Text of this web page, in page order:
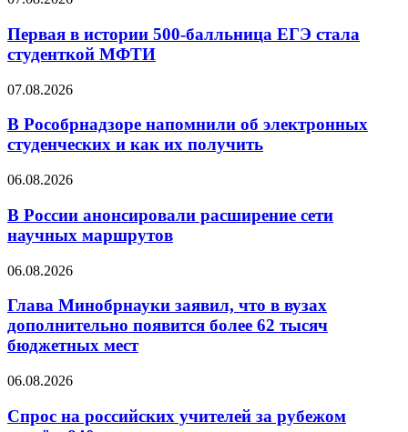
Первая в истории 500-балльница ЕГЭ стала
студенткой МФТИ
07.08.2026
В Рособрнадзоре напомнили об электронных
студенческих и как их получить
06.08.2026
В России анонсировали расширение сети
научных маршрутов
06.08.2026
Глава Минобрнауки заявил, что в вузах
дополнительно появится более 62 тысяч
бюджетных мест
06.08.2026
Спрос на российских учителей за рубежом